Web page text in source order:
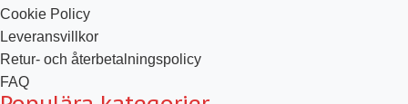
Cookie Policy
Leveransvillkor
Retur- och återbetalningspolicy
FAQ